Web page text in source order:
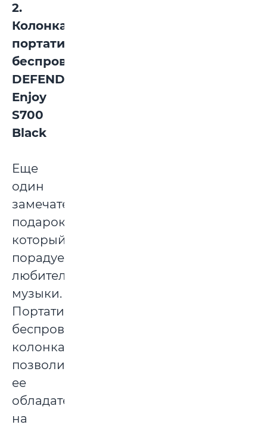
2.
Колонка
портативная
беспроводная
DEFENDER
Enjoy
S700
Black
Еще
один
замечательный
подарок,
который
порадует
любителей
музыки.
Портативная
беспроводная
колонка
позволит
ее
обладателю
на